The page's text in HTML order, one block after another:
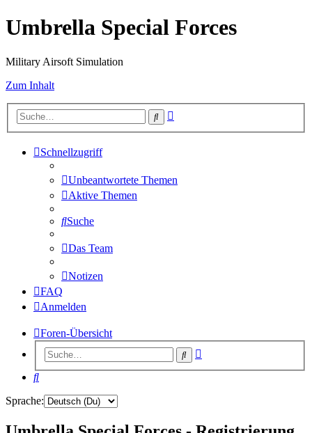
Umbrella Special Forces
Military Airsoft Simulation
Zum Inhalt
Suche
Schnellzugriff
Unbeantwortete Themen
Aktive Themen
Suche
Das Team
Notizen
FAQ
Anmelden
Foren-Übersicht
Suche
Suche
Sprache: